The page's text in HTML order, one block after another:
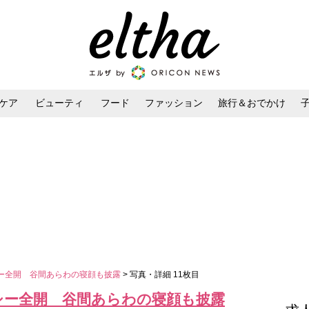
ア ビューティ フード ファッション 旅行＆おでかけ
全開 谷間あらわの寝顔も披露 > 写真・詳細 11枚目
ー全開 谷間あらわの寝顔も披露